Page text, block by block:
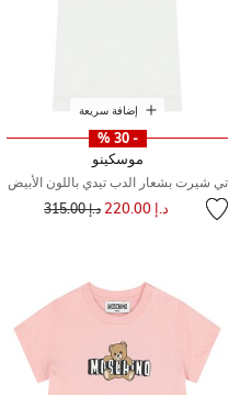
إضافة سريعة
- 30 %
موسكينو
تي شيرت بشعار الدب تيدي باللون الأبيض
د.إ 220.00 سعر مخفض من
د.إ 315.00 إلى